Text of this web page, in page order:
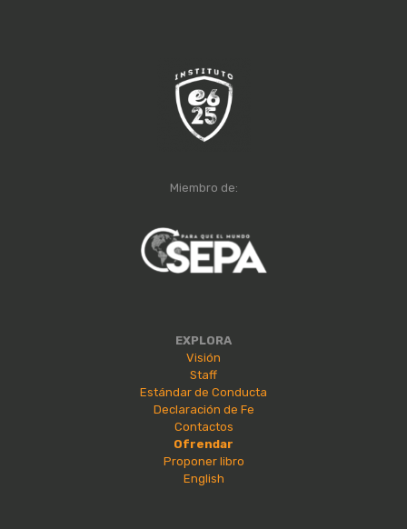
Miembro de:
EXPLORA
Visión
Staff
Estándar de Conducta
Declaración de Fe
Contactos
Ofrendar
Proponer libro
English